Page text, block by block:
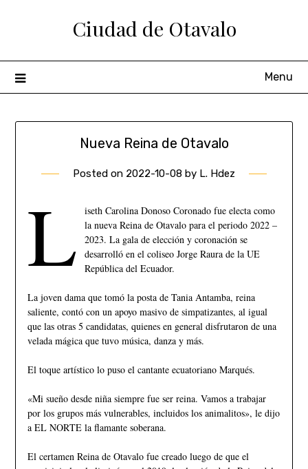
Ciudad de Otavalo
Menu
Nueva Reina de Otavalo
Posted on 2022-10-08 by L. Hdez
L
iseth Carolina Donoso Coronado fue electa como
la nueva Reina de Otavalo para el periodo 2022 –
2023. La gala de elección y coronación se
desarrolló en el coliseo Jorge Raura de la UE
República del Ecuador.
La joven dama que tomó la posta de Tania Antamba, reina
saliente, contó con un apoyo masivo de simpatizantes, al igual
que las otras 5 candidatas, quienes en general disfrutaron de una
velada mágica que tuvo música, danza y más.
El toque artístico lo puso el cantante ecuatoriano Marqués.
«Mi sueño desde niña siempre fue ser reina. Vamos a trabajar
por los grupos más vulnerables, incluidos los animalitos», le dijo
a EL NORTE la flamante soberana.
El certamen Reina de Otavalo fue creado luego de que el